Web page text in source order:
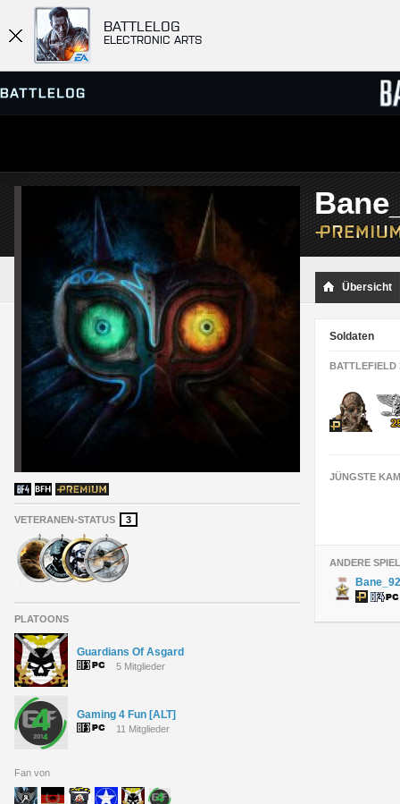
BATTLELOG
ELECTRONIC ARTS
SERVER-BROWSER
MATCHES
VETERANEN-STATUS 3
PLATOONS
Guardians Of Asgard
5 Mitglieder
Gaming 4 Fun [ALT]
11 Mitglieder
Fan von
Übersicht
Soldaten
BATTLEFIELD
JÜNGSTE
ANDERE
Bane_92